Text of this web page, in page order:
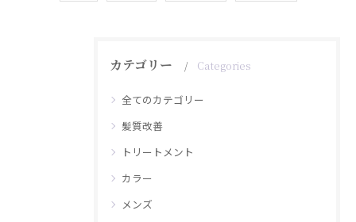
カテゴリー Categories
全てのカテゴリー
髪質改善
トリートメント
カラー
メンズ